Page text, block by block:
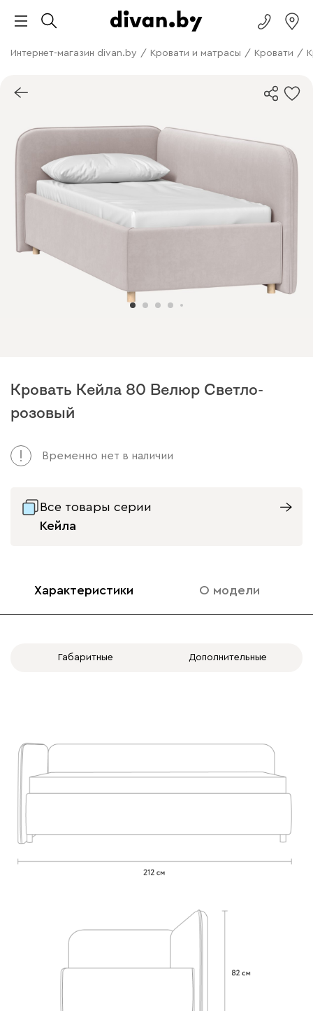
Интернет-магазин divan.by / Кровати и матрасы / Кровати /
Кровать Кейла 80 Велюр Светло-
розовый
Временно нет в наличии
Все товары серии
Кейла
Характеристики О модели
Габаритные Дополнительные